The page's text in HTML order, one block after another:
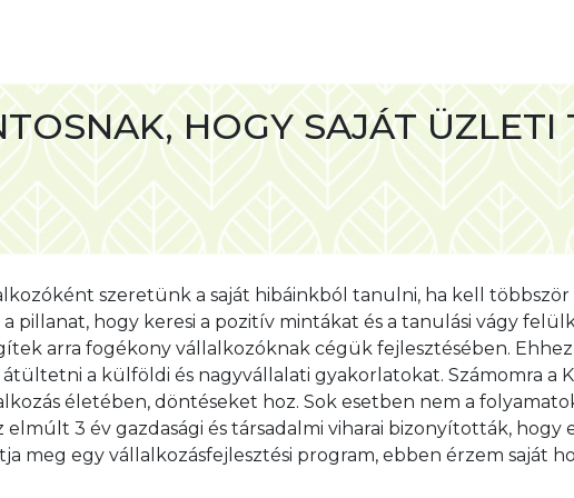
HOGY SAJÁT ÜZLETI
SZOLGÁLÓ
szeretünk a saját hibáinkból tanulni, ha kell
pillanat, hogy keresi a pozitív mintákat és a tanulási vágy
arra fogékony vállalkozóknak cégük fejlesztésében.
a külföldi és nagyvállalati gyakorlatokat. Számomra a
életében, döntéseket hoz. Sok esetben nem a
3 év gazdasági és társadalmi viharai bizonyították,
meg egy vállalkozásfejlesztési program, ebben érzem saját